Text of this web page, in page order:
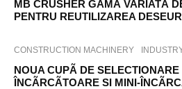
MB CRUSHER GAMÃ VARIATÃ
PENTRU REUTILIZAREA
CONSTRUCTION MACHINERY
NOUA CUPÃ DE
ÎNCÃRCÃTOARE SI MINI-